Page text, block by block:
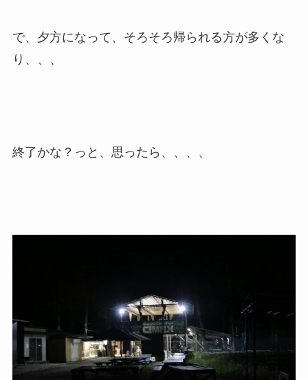
で、夕方になって、そろそろ帰られる方が多くな
り、、、
終了かな？っと、思ったら、、、、